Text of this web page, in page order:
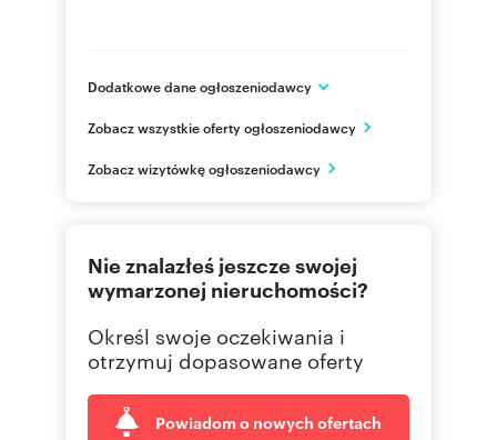
Dodatkowe dane ogłoszeniodawcy
Warszawa
PL
Zobacz wszystkie oferty ogłoszeniodawcy
Zobacz wizytówkę ogłoszeniodawcy
Nie znalazłeś jeszcze swojej
wymarzonej nieruchomości?
Określ swoje oczekiwania i
otrzymuj dopasowane oferty
Powiadom o nowych ofertach